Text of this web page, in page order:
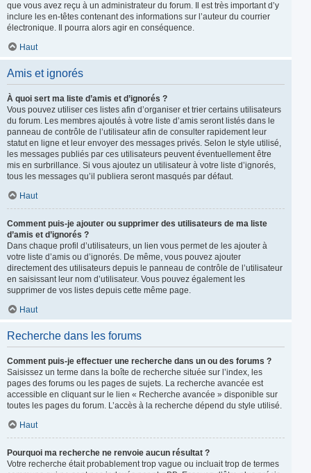
que vous avez reçu à un administrateur du forum. Il est très important d’y
inclure les en-têtes contenant des informations sur l’auteur du courrier
électronique. Il pourra alors agir en conséquence.
Haut
Amis et ignorés
À quoi sert ma liste d’amis et d’ignorés ?
Vous pouvez utiliser ces listes afin d’organiser et trier certains utilisateurs
du forum. Les membres ajoutés à votre liste d’amis seront listés dans le
panneau de contrôle de l’utilisateur afin de consulter rapidement leur
statut en ligne et leur envoyer des messages privés. Selon le style utilisé,
les messages publiés par ces utilisateurs peuvent éventuellement être
mis en surbrillance. Si vous ajoutez un utilisateur à votre liste d’ignorés,
tous les messages qu’il publiera seront masqués par défaut.
Haut
Comment puis-je ajouter ou supprimer des utilisateurs de ma liste
d’amis et d’ignorés ?
Dans chaque profil d’utilisateurs, un lien vous permet de les ajouter à
votre liste d’amis ou d’ignorés. De même, vous pouvez ajouter
directement des utilisateurs depuis le panneau de contrôle de l’utilisateur
en saisissant leur nom d’utilisateur. Vous pouvez également les
supprimer de vos listes depuis cette même page.
Haut
Recherche dans les forums
Comment puis-je effectuer une recherche dans un ou des forums ?
Saisissez un terme dans la boîte de recherche située sur l’index, les
pages des forums ou les pages de sujets. La recherche avancée est
accessible en cliquant sur le lien « Recherche avancée » disponible sur
toutes les pages du forum. L’accès à la recherche dépend du style utilisé.
Haut
Pourquoi ma recherche ne renvoie aucun résultat ?
Votre recherche était probablement trop vague ou incluait trop de termes